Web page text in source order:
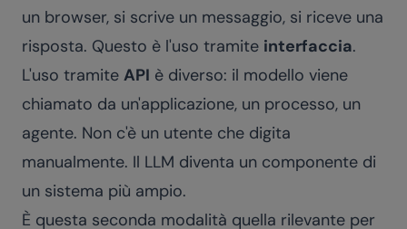
un browser, si scrive un messaggio, si riceve una
risposta. Questo è l'uso tramite interfaccia.
L'uso tramite API è diverso: il modello viene
chiamato da un'applicazione, un processo, un
agente. Non c'è un utente che digita
manualmente. Il LLM diventa un componente di
un sistema più ampio.
È questa seconda modalità quella rilevante per